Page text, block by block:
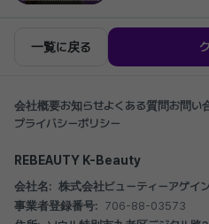
一覧に戻る
会社概要お知らせよくある質問 お問い
プライバシーポリシー
REBEAUTY K-Beauty
会社名: 株式会社ビューティーアゲイン
事業者登録番号: 706-88-03573